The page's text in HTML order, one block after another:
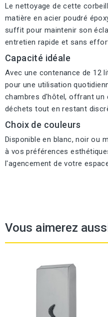
Le nettoyage de cette
matière en acier poudré
suffit pour maintenir son
entretien rapide et sans
Capacité idéale
Avec une contenance de 12
pour une utilisation
chambres d'hôtel, offrant un
déchets tout en restant
Choix de couleurs
Disponible en blanc, noir ou
à vos préférences
l'agencement de votre
Vous aimerez